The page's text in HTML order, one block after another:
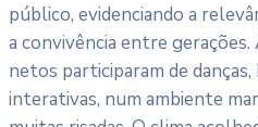
público, evidenciando a
a convivência entre
netos participaram de danças,
interativas, num ambiente